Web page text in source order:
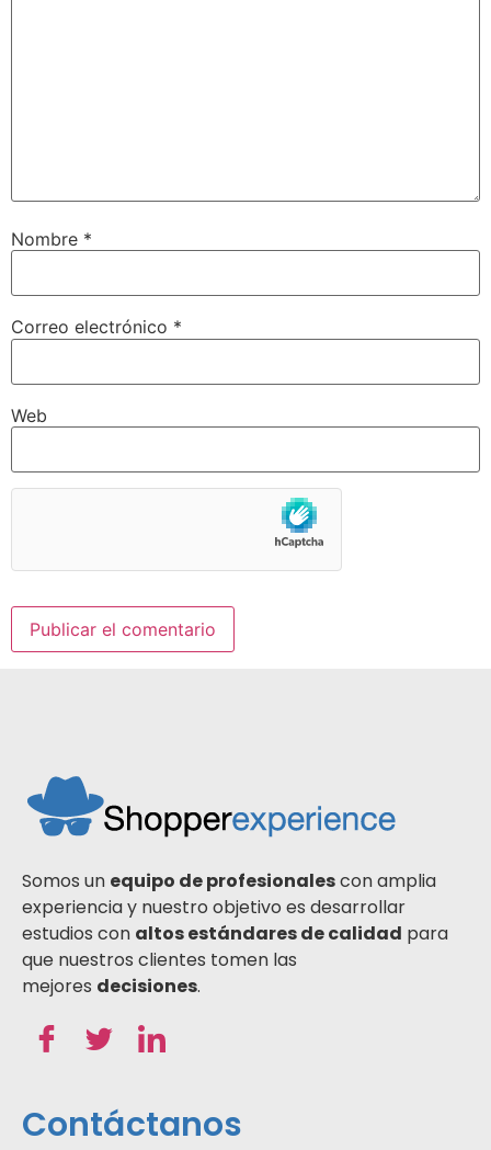
Nombre *
Correo electrónico *
Web
Somos un equipo de profesionalescon amplia
experiencia y nuestro objetivo es desarrollar
estudios con altos estándares de calidad para
que nuestros clientes tomen las
mejores decisiones.
Contáctanos